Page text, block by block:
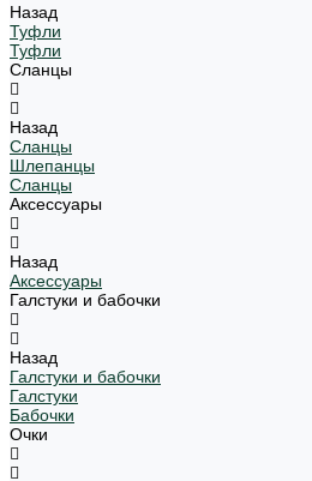
Назад
Туфли
Туфли
Сланцы
Назад
Сланцы
Шлепанцы
Сланцы
Аксессуары
Назад
Аксессуары
Галстуки и бабочки
Назад
Галстуки и бабочки
Галстуки
Бабочки
Очки